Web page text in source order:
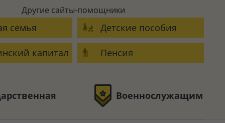
Другие сайты-помощники
семья Детские пособия
капитал Пенсия
Военнослужащим